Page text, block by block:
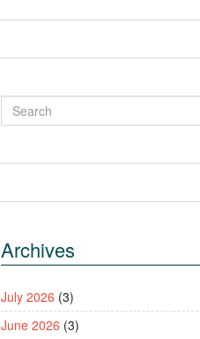
Archives
July 2026 (3)
June 2026 (3)